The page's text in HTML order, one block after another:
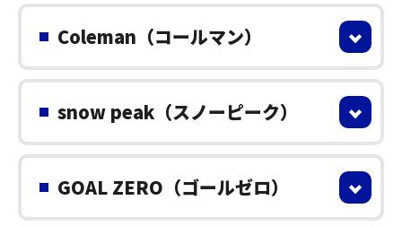
Coleman（コールマン）
snow peak（スノーピーク）
GOAL ZERO（ゴールゼロ）